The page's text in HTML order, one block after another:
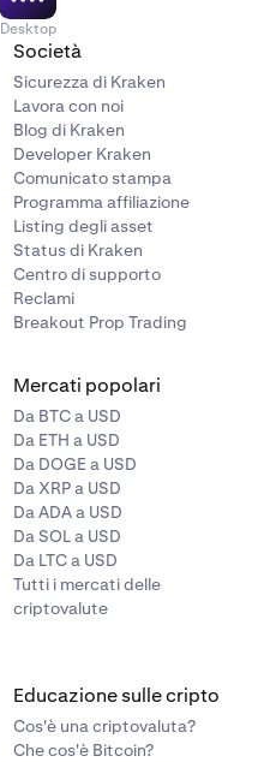
Desktop
Società
Sicurezza di Kraken
Lavora con noi
Blog di Kraken
Developer Kraken
Comunicato stampa
Programma affiliazione
Listing degli asset
Status di Kraken
Centro di supporto
Reclami
Breakout Prop Trading
Mercati popolari
Da BTC a USD
Da ETH a USD
Da DOGE a USD
Da XRP a USD
Da ADA a USD
Da SOL a USD
Da LTC a USD
Tutti i mercati delle
criptovalute
Educazione sulle cripto
Cos'è una criptovaluta?
Che cos'è Bitcoin?